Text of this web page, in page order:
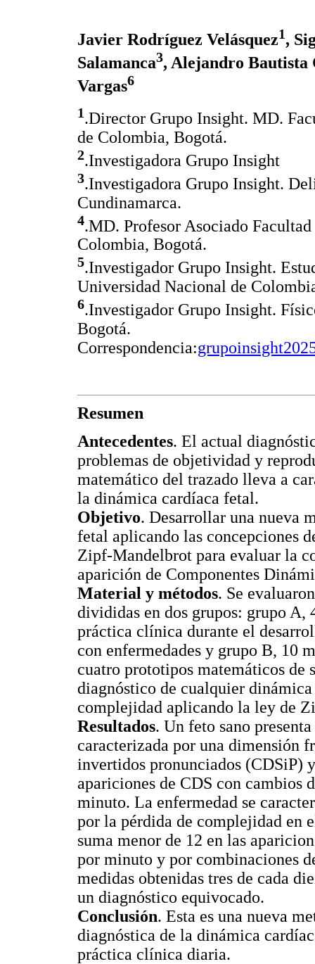
Javier Rodríguez Velásquez1,
Salamanca3, Alejandro Bautista
Vargas6
1.Director Grupo Insight. MD.
de Colombia, Bogotá.
2.Investigadora Grupo Insight
3.Investigadora Grupo Insight.
Cundinamarca.
4.MD. Profesor Asociado
Colombia, Bogotá.
5.Investigador Grupo Insight.
Universidad Nacional de
6.Investigador Grupo Insight.
Bogotá.
Correspondencia:
Resumen
Antecedentes. El actual
problemas de objetividad y
matemático del trazado lleva a
la dinámica cardíaca fetal.
Objetivo. Desarrollar una nueva
fetal aplicando las concepciones
Zipf-Mandelbrot para evaluar la
aparición de Componentes
Material y métodos. Se
divididas en dos grupos: grupo A,
práctica clínica durante el
con enfermedades y grupo B, 10
cuatro prototipos matemáticos de
diagnóstico de cualquier
complejidad aplicando la ley de
Resultados. Un feto sano
caracterizada por una dimensión
invertidos pronunciados (CDSiP)
apariciones de CDS con cambios
minuto. La enfermedad se
por la pérdida de complejidad en
suma menor de 12 en las
por minuto y por combinaciones
medidas obtenidas tres de cada
un diagnóstico equivocado.
Conclusión. Esta es una nueva
diagnóstica de la dinámica
práctica clínica diaria.